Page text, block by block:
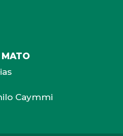
MATO
Caymmi